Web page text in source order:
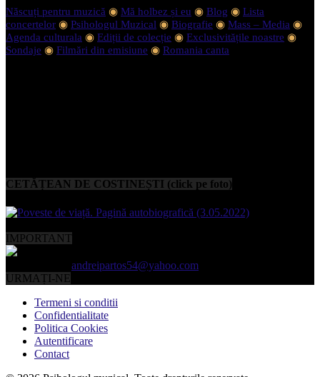
Născuți pentru muzică ◉ Mă holbez și eu ◉ Blog ◉ Lista
concertelor ◉ Psihologul Muzical ◉ Biografie ◉ Mass – Media ◉
Agenda culturala ◉ Ediții de colecție ◉ Exclusivitățile noastre ◉
Sondaje ◉ Filmări din emisiune ◉ Romania canta
CETĂȚEAN DE COSTINEȘTI (click pe foto)
IMPORTANT
andreipartos54@yahoo.com
URMAȚI-NE
Termeni si conditii
Confidentialitate
Politica Cookies
Autentificare
Contact